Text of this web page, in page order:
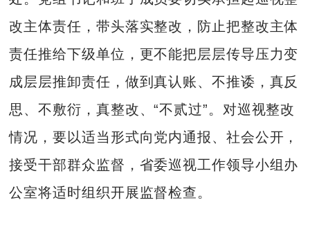
改主体责任，带头落实整改，防止把整改主体
责任推给下级单位，更不能把层层传导压力变
成层层推卸责任，做到真认账、不推诿，真反
思、不敷衍，真整改、“不贰过”。对巡视整改
情况，要以适当形式向党内通报、社会公开，
接受干部群众监督，省委巡视工作领导小组办
公室将适时组织开展监督检查。